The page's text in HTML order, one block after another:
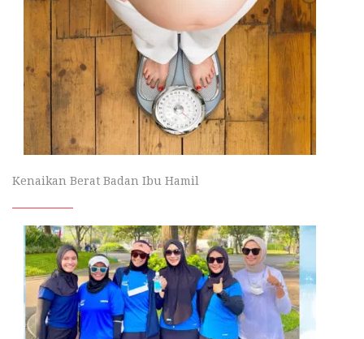
Kenaikan Berat Badan Ibu Hamil